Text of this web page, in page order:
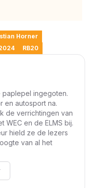
Horner
RB20
paplepel ingegoten.
en autosport na.
de verrichtingen van
WEC en de ELMS bij.
hield ze de lezers
van al het